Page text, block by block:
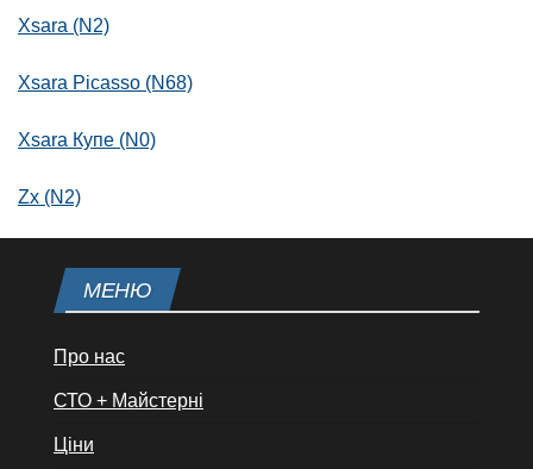
Xsara (N2)
Xsara Picasso (N68)
Xsara Купе (N0)
Zx (N2)
МЕНЮ
Про нас
СТО + Майстерні
Ціни